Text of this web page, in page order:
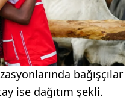
bağışçılar
ise dağıtım şekli.